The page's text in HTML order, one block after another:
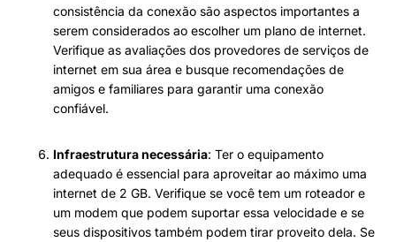
consistência da conexão são aspectos importantes a
serem considerados ao escolher um plano de internet.
Verifique as avaliações dos provedores de serviços de
internet em sua área e busque recomendações de
amigos e familiares para garantir uma conexão
confiável.
Infraestrutura necessária: Ter o equipamento
adequado é essencial para aproveitar ao máximo uma
internet de 2 GB. Verifique se você tem um roteador e
um modem que podem suportar essa velocidade e se
seus dispositivos também podem tirar proveito dela. Se